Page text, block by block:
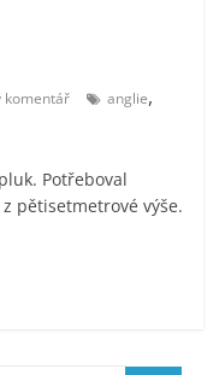
komentář anglie,
Potřeboval
pětisetmetrové výše.